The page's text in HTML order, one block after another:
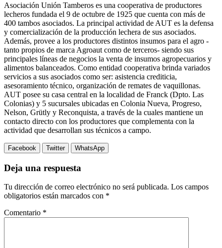
Asociación Unión Tamberos es una cooperativa de productores
lecheros fundada el 9 de octubre de 1925 que cuenta con más de
400 tambos asociados. La principal actividad de AUT es la defensa
y comercialización de la producción lechera de sus asociados.
Además, provee a los productores distintos insumos para el agro -
tanto propios de marca Agroaut como de terceros- siendo sus
principales líneas de negocios la venta de insumos agropecuarios y
alimentos balanceados. Como entidad cooperativa brinda variados
servicios a sus asociados como ser: asistencia crediticia,
asesoramiento técnico, organización de remates de vaquillonas.
AUT posee su casa central en la localidad de Franck (Dpto. Las
Colonias) y 5 sucursales ubicadas en Colonia Nueva, Progreso,
Nelson, Grütly y Reconquista, a través de la cuales mantiene un
contacto directo con los productores que complementa con la
actividad que desarrollan sus técnicos a campo.
Facebook Twitter WhatsApp
Deja una respuesta
Tu dirección de correo electrónico no será publicada. Los campos
obligatorios están marcados con *
Comentario *